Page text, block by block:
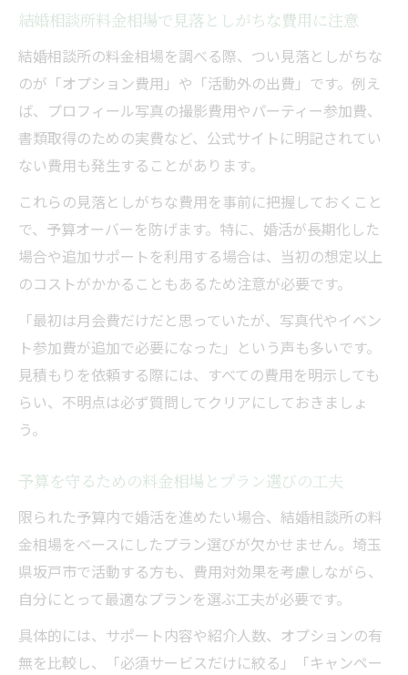
結婚相談所料金相場で見落としがちな費用に注意
結婚相談所の料金相場を調べる際、つい見落としがちな
のが「オプション費用」や「活動外の出費」です。例え
ば、プロフィール写真の撮影費用やパーティー参加費、
書類取得のための実費など、公式サイトに明記されてい
ない費用も発生することがあります。
これらの見落としがちな費用を事前に把握しておくこと
で、予算オーバーを防げます。特に、婚活が長期化した
場合や追加サポートを利用する場合は、当初の想定以上
のコストがかかることもあるため注意が必要です。
「最初は月会費だけだと思っていたが、写真代やイベン
ト参加費が追加で必要になった」という声も多いです。
見積もりを依頼する際には、すべての費用を明示しても
らい、不明点は必ず質問してクリアにしておきましょ
う。
予算を守るための料金相場とプラン選びの工夫
限られた予算内で婚活を進めたい場合、結婚相談所の料
金相場をベースにしたプラン選びが欠かせません。埼玉
県坂戸市で活動する方も、費用対効果を考慮しながら、
自分にとって最適なプランを選ぶ工夫が必要です。
具体的には、サポート内容や紹介人数、オプションの有
無を比較し、「必須サービスだけに絞る」「キャンペー